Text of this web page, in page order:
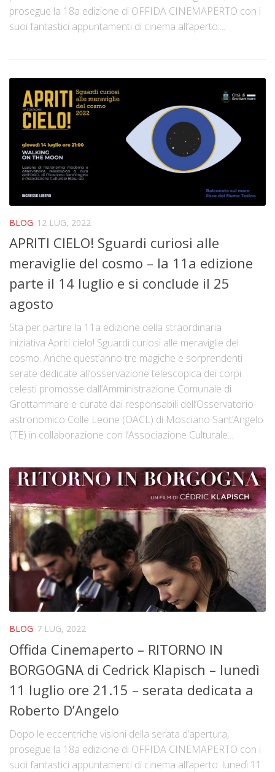
prosegue la 18a edizione di OFFIDA CINEMAPERTO con i
suoi fantastici appuntamenti di cinema all’aperto:...
BLOG 12 LUG, 2022
APRITI CIELO! Sguardi curiosi alle
meraviglie del cosmo – la 11a edizione
parte il 14 luglio e si conclude il 25
agosto
Sta per partire la 11a edizione della straordinaria
iniziativa Apriti cielo! Sguardi curiosi alle meraviglie del
cosmo. Anche quest’anno tre magiche e sorprendenti
serate dedicate all’osservazione telescopica dei corpi
celesti promosse dall’Amministrazione Comunale di
Grottammare e curate dai responsabili dell’Osservatorio
astronomico Colle Leone (OACL) di Mosciano Sant’Angelo
(TE) in collaborazione con l’Associazione Culturale...
BLOG 7 LUG, 2022
Offida Cinemaperto – RITORNO IN
BORGOGNA di Cedrick Klapisch – lunedì
11 luglio ore 21.15 – serata dedicata a
Roberto D’Angelo
Dopo le eccentriche visioni della serata d’apertura,
prosegue la 18a edizione di OFFIDA CINEMAPERTO con i
suoi fantastici appuntamenti di cinema all’aperto: lunedì 11